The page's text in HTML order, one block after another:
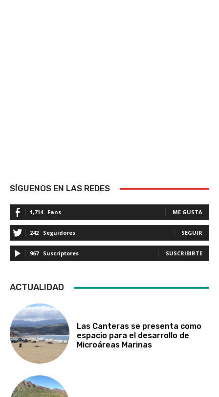
SÍGUENOS EN LAS REDES
1,714 Fans ME GUSTA
242 Seguidores SEGUIR
967 Suscriptores SUSCRIBIRTE
ACTUALIDAD
Las Canteras se presenta como
espacio para el desarrollo de
Microáreas Marinas